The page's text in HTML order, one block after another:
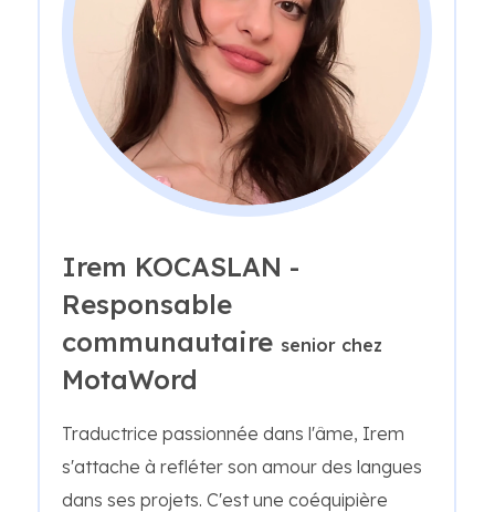
Irem KOCASLAN -
Responsable
communautaire senior chez
MotaWord
Traductrice passionnée dans l'âme, Irem
s'attache à refléter son amour des langues
dans ses projets. C'est une coéquipière